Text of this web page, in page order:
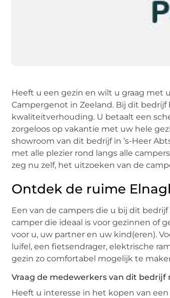
Heeft u een gezin en wilt u graag met
Campergenot in Zeeland. Bij dit
kwaliteitverhouding. U betaalt een
zorgeloos op vakantie met uw hele
showroom van dit bedrijf in ’s-Heer
met alle plezier rond langs alle
zeg nu zelf, het uitzoeken van de
Ontdek de ruime
Een van de campers die u bij dit
camper die ideaal is voor gezinnen of
voor u, uw partner en uw kind(eren).
luifel, een fietsendrager, elektrische
gezin zo comfortabel mogelijk te
Vraag de medewerkers van dit
Heeft u interesse in het kopen van